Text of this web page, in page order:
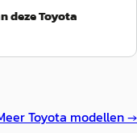
deze Toyota
Toyota modellen →